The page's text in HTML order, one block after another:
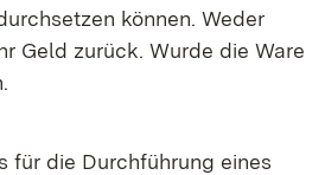
können. Weder
Geld zurück. Wurde die Ware
für die Durchführung eines